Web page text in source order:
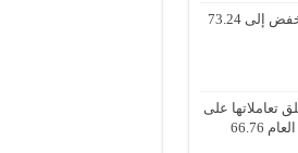
النفط الكويتي ينخفض إلى 73.24
تعاملاتها على
انخفاض مؤشرها العام 66.76